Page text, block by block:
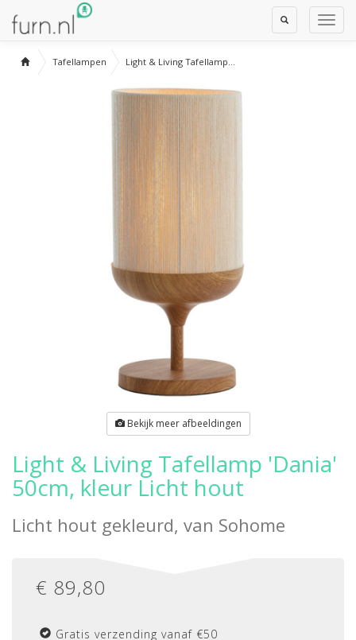
Toggle
Search
Tafellampen Light & Living Tafellamp...
Bekijk meer afbeeldingen
Light & Living Tafellamp 'Dania'
50cm, kleur Licht hout
Licht hout gekleurd, van Sohome
€ 89,80
Gratis verzending vanaf €50